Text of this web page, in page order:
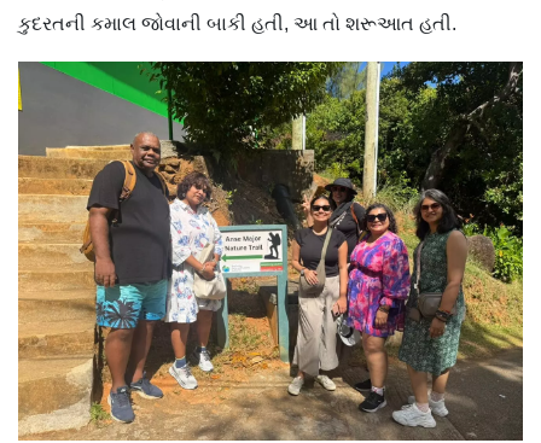
કુદરતની કમાલ જોવાની બાકી હતી, આ તો શરૂઆત હતી.